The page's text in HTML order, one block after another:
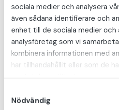
sociala medier och analysera
även sådana identifierare och
enhet till de sociala medier och
analysföretag som vi
kombinera informationen med
har tillhandahållit eller som de
Nödvändig